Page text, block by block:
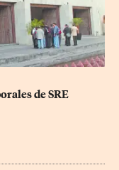
de SRE